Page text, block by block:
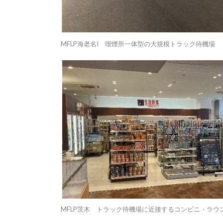
MFLP海老名I 喫煙所一体型の大規模トラック待機場
MFLP茨木 トラック待機場に近接するコンビニ・ラウ